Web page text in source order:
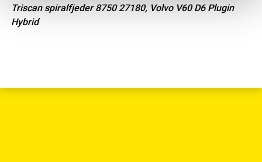
Triscan spiralfjeder 8750 27180, Volvo V60 D6 Plugin
Hybrid